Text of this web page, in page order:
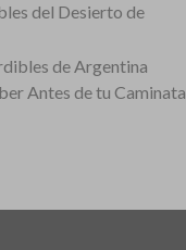
del Desierto de
de Argentina
Antes de tu Caminata